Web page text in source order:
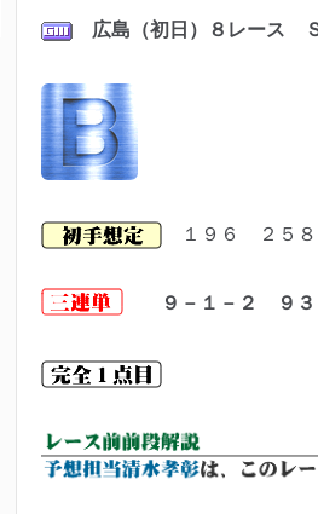
広島（初日）８レース
１９６ ２５
９－１－２ ９３